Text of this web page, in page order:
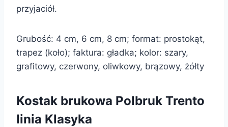
przyjaciół.
Grubość: 4 cm, 6 cm, 8 cm; format: prostokąt,
trapez (koło); faktura: gładka; kolor: szary,
grafitowy, czerwony, oliwkowy, brązowy, żółty
Kostak brukowa Polbruk Trento
linia Klasyka